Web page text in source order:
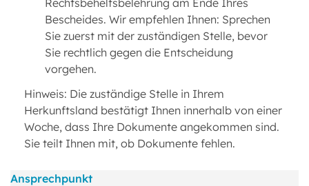
Rechtsbehelfsbelehrung am Ende Ihres
Bescheides. Wir empfehlen Ihnen: Sprechen
Sie zuerst mit der zuständigen Stelle, bevor
Sie rechtlich gegen die Entscheidung
vorgehen.
Hinweis: Die zuständige Stelle in Ihrem
Herkunftsland bestätigt Ihnen innerhalb von einer
Woche, dass Ihre Dokumente angekommen sind.
Sie teilt Ihnen mit, ob Dokumente fehlen.
Ansprechpunkt